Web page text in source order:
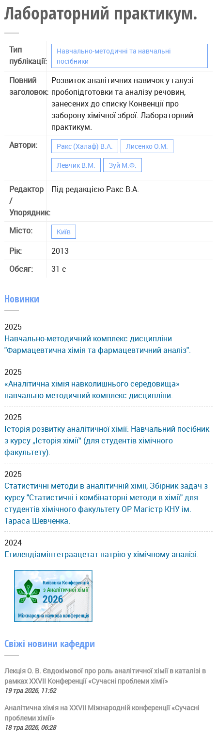
Лабораторний практикум.
Тип
публікації:
Навчально-методичні та навчальні
посібники
Повний
заголовок:
Розвиток аналітичних навичок у галузі
пробопідготовки та аналізу речовин,
занесених до списку Конвенції про
заборону хімічної зброї. Лабораторний
практикум.
Автори:
Ракс (Халаф) В.А. Лисенко О.М.
Левчик В.М. Зуй М.Ф.
Редактор
/
Упорядник:
Під редакцією Ракс В.А.
Місто: Київ
Рік:
2013
Обсяг:
31 с
Новинки
2025
Навчально-методичний комплекс дисципліни
"Фармацевтична хімія та фармацевтичний аналіз".
2025
«Аналітична хімія навколишнього середовища»
навчально-методичний комплекс дисципліни.
2025
Історія розвитку аналітичної хімії: Навчальний посібник
з курсу „Історія хімії“ (для студентів хімічного
факультету).
2025
Статистичні методи в аналітичній хімії, Збірник задач з
курсу "Статистичні і комбінаторні методи в хімії" для
студентів хімічного факультету ОР Магістр КНУ ім.
Тараса Шевченка.
2024
Етилендіамінтетраацетат натрію у хімічному аналізі.
Свіжі новини кафедри
Лекція О. В. Євдокімової про роль аналітичної хімії в каталізі в
рамках ХХVII Конференції «Сучасні проблеми хімії»
19 тра 2026, 11:52
Аналітична хімія на ХХVII Міжнародній конференції «Сучасні
проблеми хімії»
18 тра 2026, 06:28